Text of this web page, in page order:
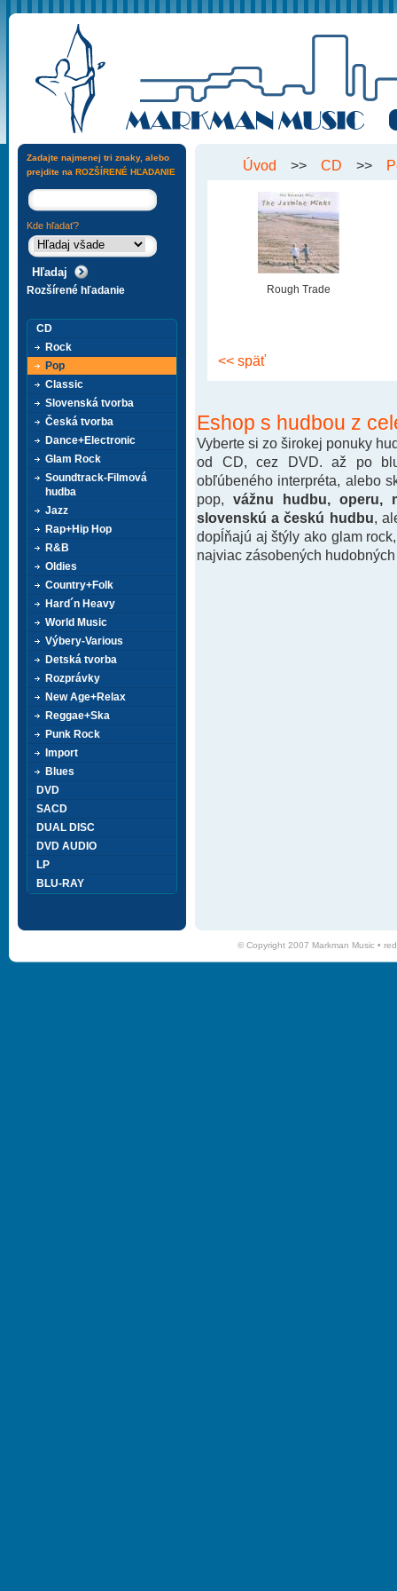
Úvod >> CD >>
Rough Trade
<< späť
Eshop s hudbou z
Vyberte si zo širokej ponuky
od CD, cez DVD. až po
obľúbeného interpréta, alebo
pop, vážnu hudbu, operu,
slovenskú a českú hudbu ,
dopĺňajú aj štýly ako glam
najviac zásobených
Zadajte najmenej tri znaky, alebo
prejdite na ROZŠÍRENÉ HĽADANIE
Kde hľadať?
Rozšírené hľadanie
CD
Rock
Pop
Classic
Slovenská tvorba
Česká tvorba
Dance+Electronic
Glam Rock
Soundtrack-Filmová
hudba
Jazz
Rap+Hip Hop
R&B
Oldies
Country+Folk
Hard´n Heavy
World Music
Výbery-Various
Detská tvorba
Rozprávky
New Age+Relax
Reggae+Ska
Punk Rock
Import
Blues
DVD
SACD
DUAL DISC
DVD AUDIO
LP
BLU-RAY
© Copyright 2007 Markman Music •